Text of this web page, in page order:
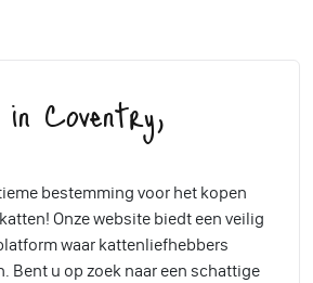
Coventry,
bestemming voor het kopen
Onze website biedt een veilig
waar kattenliefhebbers
Bent u op zoek naar een schattige